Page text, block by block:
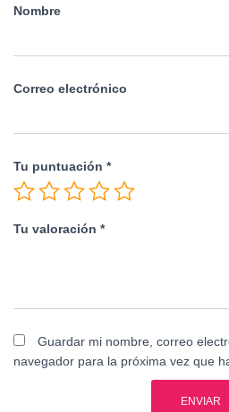
Nombre
Correo electrónico
Tu puntuación *
Tu valoración *
Guardar mi nombre, correo
navegador para la próxima vez que